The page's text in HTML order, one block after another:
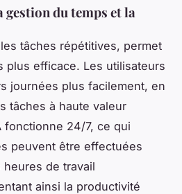
du temps et la
tâches répétitives, permet
plus efficace. Les utilisateurs
journées plus facilement, en
tâches à haute valeur
fonctionne 24/7, ce qui
peuvent être effectuées
de travail
ainsi la productivité